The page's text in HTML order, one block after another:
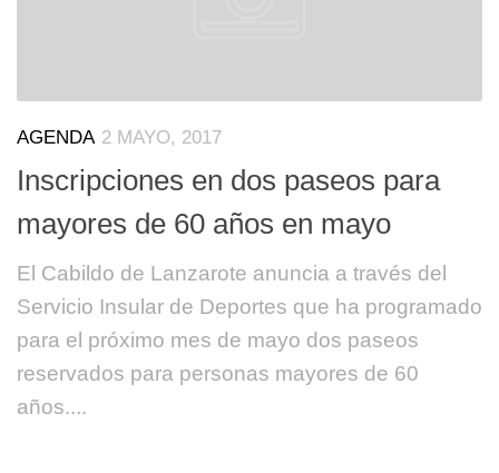
AGENDA 2 MAYO, 2017
Inscripciones en dos paseos para
mayores de 60 años en mayo
El Cabildo de Lanzarote anuncia a través del
Servicio Insular de Deportes que ha programado
para el próximo mes de mayo dos paseos
reservados para personas mayores de 60
años....